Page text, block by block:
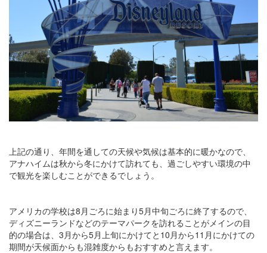
上記の通り、年間を通しての天候や気候は基本的に暖かなので、
アナハイムは秋から冬にかけて訪れても、過ごしやすい環境の中
で観光を楽しむことができるでしょう。
アメリカの学校は8月ごろに始まり5月中旬ごろに終了するので、
ディズニーランドなどのテーマパークを訪れることがメインの目
的の場合は、3月から5月上旬にかけてと10月から11月にかけての
期間が天候面からも混雑度からもおすすめと言えます。